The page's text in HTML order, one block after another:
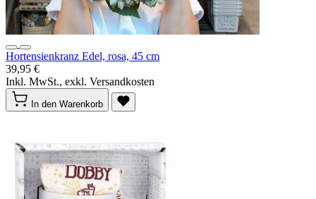
Hortensienkranz Edel, rosa, 45 cm
39,95 €
Inkl. MwSt., exkl. Versandkosten
In den Warenkorb